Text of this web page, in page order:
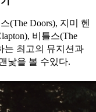
(The Doors), 지미 헨
비틀스(The
는 최고의 뮤지션과
낯을 볼 수있다.